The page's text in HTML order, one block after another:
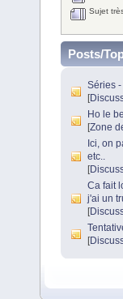
Sujet
Posts/
Séries
[
Ho le
[Zone
Ici, on
etc..
[
Ca fait
j'ai un
[
[